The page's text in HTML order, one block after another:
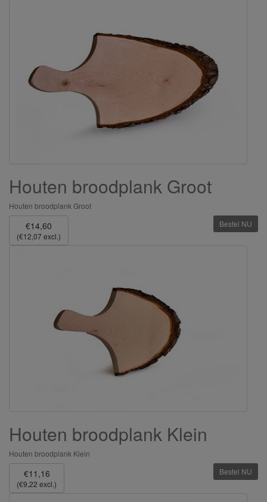
Houten broodplank Groot
Houten broodplank Groot
€14,60
(€12,07 excl.)
Bestel NU
Houten broodplank Klein
Houten broodplank Klein
€11,16
(€9,22 excl.)
Bestel NU